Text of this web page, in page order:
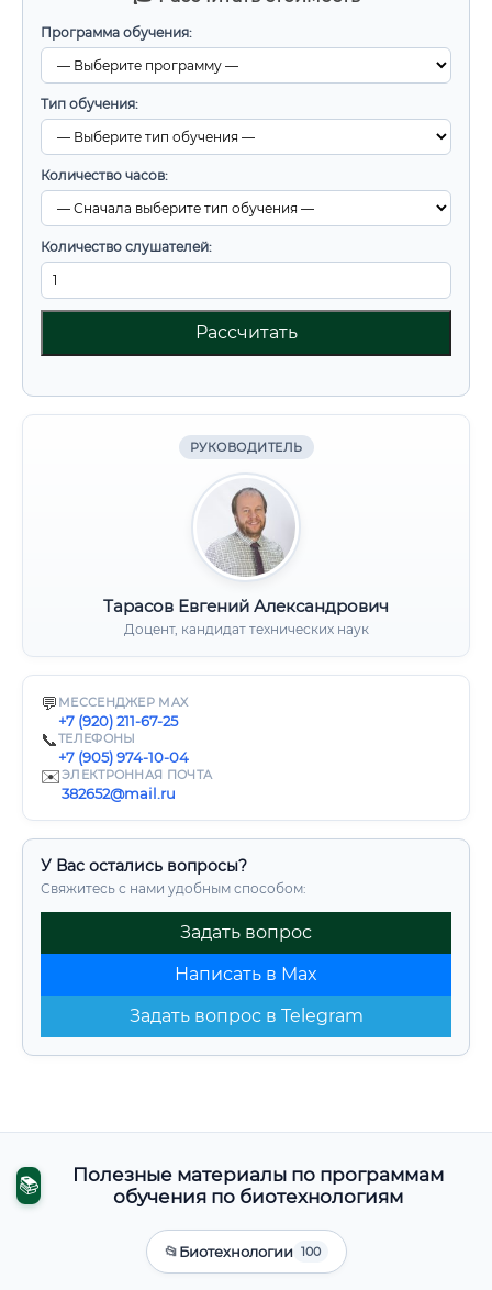
Программа обучения:
Тип обучения:
Количество часов:
Количество слушателей:
Рассчитать
РУКОВОДИТЕЛЬ
Тарасов Евгений Александрович
Доцент, кандидат технических наук
💬 МЕССЕНДЖЕР MAX
+7 (920) 211-67-25
📞ТЕЛЕФОНЫ
+7 (905) 974-10-04
✉️ЭЛЕКТРОННАЯ ПОЧТА
382652@mail.ru
У Вас остались вопросы?
Свяжитесь с нами удобным способом:
Задать вопрос
Написать в Max
Задать вопрос в Telegram
📚
Полезные материалы по программам
обучения по биотехнологиям
📂Биотехнологии 100